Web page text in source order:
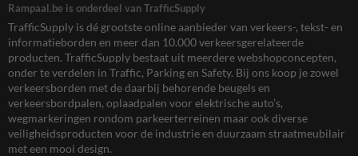
Rampaal.be is onderdeel van TrafficSupply
TrafficSupply is dé grootste online aanbieder van verkeers-, tekst- en
informatieborden en meer dan 10.000 verkeersgerelateerde
producten. TrafficSupply bestaat uit meerdere webshopconcepten,
onder te verdelen in Traffic, Parking en Safety. Bij ons koop je zowel
verkeersborden met de daarbij behorende beugels en
verkeersbordpalen, oplaadpalen voor elektrische auto’s,
wegmarkeringen rondom parkeerterreinen maar ook diverse
veiligheidsproducten voor de industrie en duurzaam straatmeubilair
met een mooi design.